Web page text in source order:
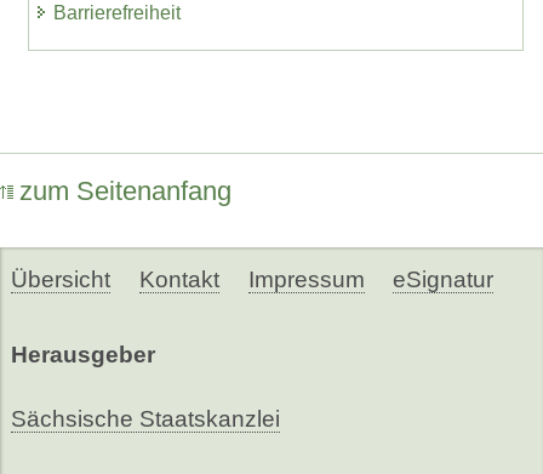
Barrierefreiheit
zum Seitenanfang
Übersicht Kontakt Impressum eSignatur
Herausgeber
Sächsische Staatskanzlei